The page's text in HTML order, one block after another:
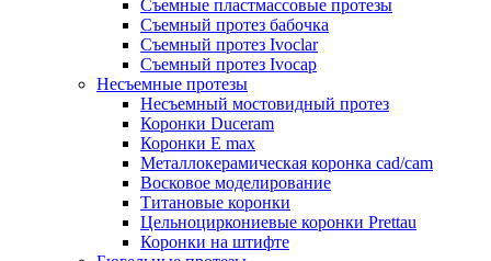
Съемные пластмассовые протезы
Съемный протез бабочка
Съемный протез Ivoclar
Съемный протез Ivocap
Несъемные протезы
Несъемный мостовидный протез
Коронки Duceram
Коронки E max
Металлокерамическая коронка cad/cam
Восковое моделирование
Титановые коронки
Цельноциркониевые коронки Prettau
Коронки на штифте